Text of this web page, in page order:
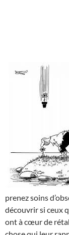
prenez soins
découvrir si ceux
ont à cœur de